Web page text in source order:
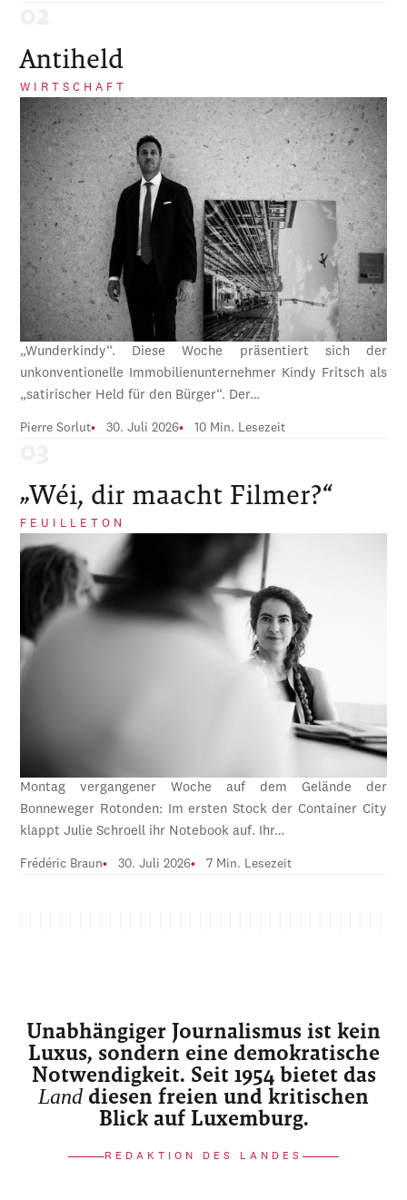
Antiheld
WIRTSCHAFT
„Wunderkindy“. Diese Woche präsentiert sich der
unkonventionelle Immobilienunternehmer Kindy Fritsch als
„satirischer Held für den Bürger“. Der…
Pierre Sorlut 30. Juli 2026 10 Min. Lesezeit
„Wéi, dir maacht Filmer?“
FEUILLETON
Montag vergangener Woche auf dem Gelände der
Bonneweger Rotonden: Im ersten Stock der Container City
klappt Julie Schroell ihr Notebook auf. Ihr…
Frédéric Braun 30. Juli 2026 7 Min. Lesezeit
Unabhängiger Journalismus ist kein
Luxus, sondern eine demokratische
Notwendigkeit. Seit 1954 bietet das
Land diesen freien und kritischen
Blick auf Luxemburg.
REDAKTION DES LANDES